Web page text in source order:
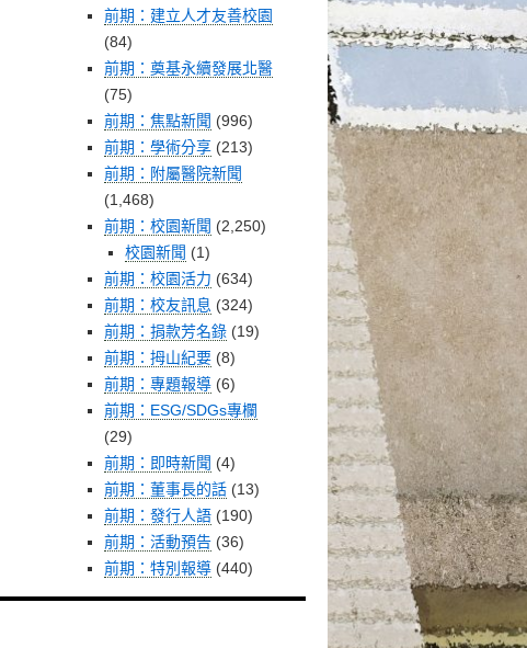
前期：建立人才友善校園
(84)
前期：奠基永續發展北醫
(75)
前期：焦點新聞 (996)
前期：學術分享 (213)
前期：附屬醫院新聞
(1,468)
前期：校園新聞 (2,250)
校園新聞 (1)
前期：校園活力 (634)
前期：校友訊息 (324)
前期：捐款芳名錄 (19)
前期：拇山紀要 (8)
前期：專題報導 (6)
前期：ESG/SDGs專欄
(29)
前期：即時新聞 (4)
前期：董事長的話 (13)
前期：發行人語 (190)
前期：活動預告 (36)
前期：特別報導 (440)